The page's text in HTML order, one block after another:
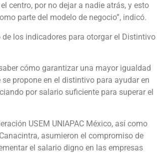
centro, por no dejar a nadie atrás, y esto
parte del modelo de negocio”, indicó.
los indicadores para otorgar el Distintivo
cómo garantizar una mayor igualdad
propone en el distintivo para ayudar en
por salario suficiente para superar el
USEM UNIAPAC México, así como
asumieron el compromiso de
el salario digno en las empresas